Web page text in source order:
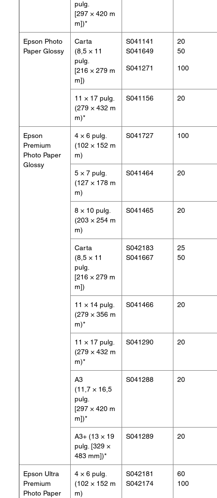
pulg.
[297 × 420 m
m])*
Epson Photo
Paper Glossy
Carta
(8,5 × 11
pulg.
[216 × 279 m
m])
S041141
S041649
S041271
20
50
100
11 × 17 pulg.
(279 × 432 m
m)*
S041156 20
Epson
Premium
Photo Paper
Glossy
4 × 6 pulg.
(102 × 152 m
m)
S041727 100
5 × 7 pulg.
(127 × 178 m
m)
S041464 20
8 × 10 pulg.
(203 × 254 m
m)
S041465 20
Carta
(8,5 × 11
pulg.
[216 × 279 m
m])
S042183
S041667
25
50
11 × 14 pulg.
(279 × 356 m
m)*
S041466 20
11 × 17 pulg.
(279 × 432 m
m)*
S041290 20
A3
(11,7 × 16,5
pulg.
[297 × 420 m
m])*
S041288 20
A3+ (13 × 19
pulg. [329 ×
483 mm])*
S041289 20
Epson Ultra
Premium
Photo Paper
4 × 6 pulg.
(102 × 152 m
m)
S042181
S042174
60
100